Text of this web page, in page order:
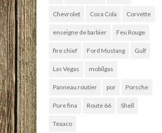
Chevrolet Coca Cola Corvette
enseigne de barbier Feu Rouge
fire chief Ford Mustang Gulf
Las Vegas mobilgas
Panneau routier por Porsche
Pure fina Route 66 Shell
Texaco